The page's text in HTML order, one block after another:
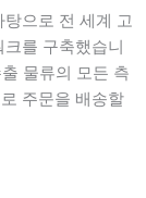
으로 전 세계 고
를 구축했습니
물류의 모든 측
주문을 배송할